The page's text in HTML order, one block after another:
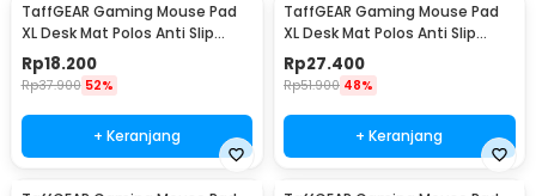
TaffGEAR Gaming Mouse Pad
XL Desk Mat Polos Anti Slip
Waterproof 300x800x3mm -
MP001
Rp18.200
Rp37.900 52%
+ Keranjang
TaffGEAR Gaming Mouse Pad
XL Desk Mat Polos Anti Slip
Waterproof 400x900x3mm -
MP001
Rp27.400
Rp51.900 48%
+ Keranjang